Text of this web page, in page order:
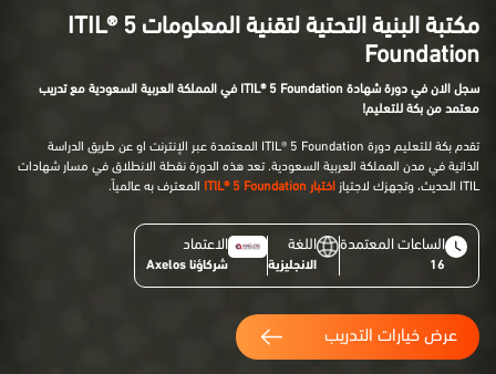
مكتبة البنية التحتية لتقنية المعلومات ITIL® 5
Foundation
سجل الان في دورة شهادة ITIL® 5 Foundation في المملكة العربية السعودية مع تدريب
معتمد من بكة للتعليم!
تقدم بكة للتعليم دورة ITIL® 5 Foundation المعتمدة عبر الإنترنت او عن طريق الدراسة
الذاتية في مدن المملكة العربية السعودية. تعد هذه الدورة نقطة الانطلاق في مسار شهادات
ITIL الحديث، وتجهزك لاجتياز
اختبار ITIL® 5 Foundation المعترف به عالمياً.
الساعات المعتمدة
16
اللغة
الانجليزية
الاعتماد
شركاؤنا Axelos
عرض خيارات التدريب